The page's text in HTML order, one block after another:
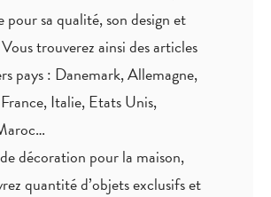
pour sa qualité, son design et
trouverez ainsi des articles
pays : Danemark, Allemagne,
Italie, Etats Unis,
décoration pour la maison,
quantitéd’objets exclusifset